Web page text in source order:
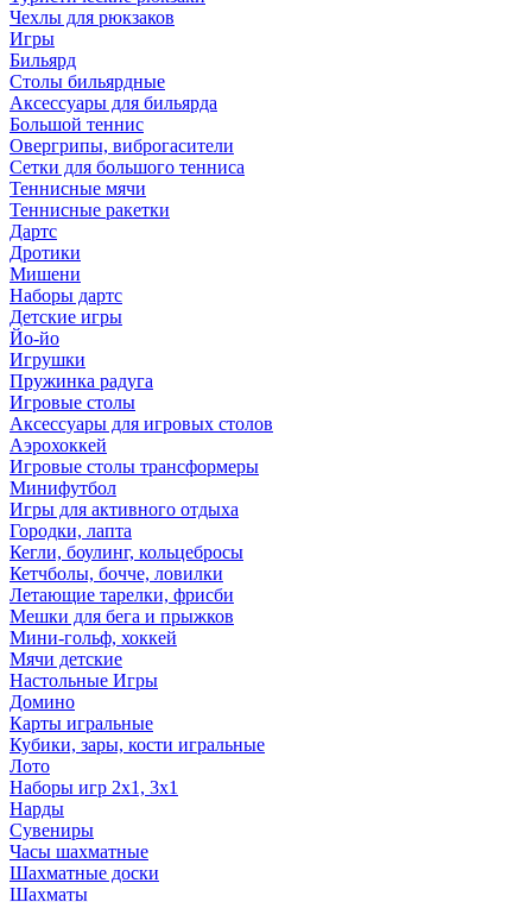
Чехлы для рюкзаков
Игры
Бильярд
Столы бильярдные
Аксессуары для бильярда
Большой теннис
Овергрипы, виброгасители
Сетки для большого тенниса
Теннисные мячи
Теннисные ракетки
Дартс
Дротики
Мишени
Наборы дартс
Детские игры
Йо-йо
Игрушки
Пружинка радуга
Игровые столы
Аксессуары для игровых столов
Аэрохоккей
Игровые столы трансформеры
Минифутбол
Игры для активного отдыха
Городки, лапта
Кегли, боулинг, кольцебросы
Кетчболы, бочче, ловилки
Летающие тарелки, фрисби
Мешки для бега и прыжков
Мини-гольф, хоккей
Мячи детские
Настольные Игры
Домино
Карты игральные
Кубики, зары, кости игральные
Лото
Наборы игр 2х1, 3х1
Нарды
Сувениры
Часы шахматные
Шахматные доски
Шахматы